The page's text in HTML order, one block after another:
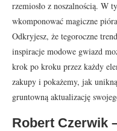
rzemiosło z noszalnością. W
wkomponować magiczne
Odkryjesz, że tegoroczne
inspiracje modowe gwiazd
krok po kroku przez każdy
zakupy i pokażemy, jak
gruntowną aktualizację
Robert Czerwik